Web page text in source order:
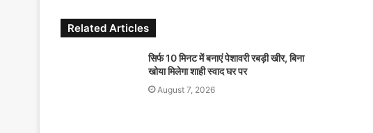
Related Articles
सिर्फ 10 मिनट में बनाएं पेशावरी रबड़ी खीर, बिना
खोया मिलेगा शाही स्वाद घर पर
August 7, 2026